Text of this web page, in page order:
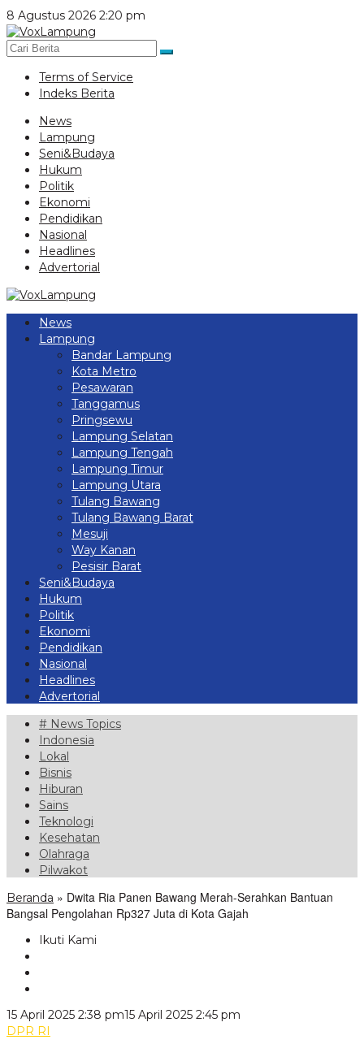
Lewati
ke
konten
8 Agustus 2026 2:20 pm
Terms of Service
Indeks Berita
News
Lampung
Seni&Budaya
Hukum
Politik
Ekonomi
Pendidikan
Nasional
Headlines
Advertorial
News
Lampung
Bandar Lampung
Kota Metro
Pesawaran
Tanggamus
Pringsewu
Lampung Selatan
Lampung Tengah
Lampung Timur
Lampung Utara
Tulang Bawang
Tulang Bawang Barat
Mesuji
Way Kanan
Pesisir Barat
Seni&Budaya
Hukum
Politik
Ekonomi
Pendidikan
Nasional
Headlines
Advertorial
# News Topics
Indonesia
Lokal
Bisnis
Hiburan
Sains
Teknologi
Kesehatan
Olahraga
Pilwakot
Beranda » Dwita Ria Panen Bawang Merah-Serahkan Bantuan
Bangsal Pengolahan Rp327 Juta di Kota Gajah
Ikuti Kami
15 April 2025 2:38 pm15 April 2025 2:45 pm
DPR RI